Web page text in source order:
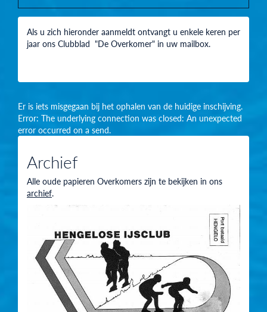
Als u zich hieronder aanmeldt ontvangt u enkele keren per
jaar ons Clubblad "De Overkomer" in uw mailbox.
Er is iets misgegaan bij het ophalen van de huidige inschijving.
Error: The underlying connection was closed: An unexpected
error occurred on a send.
Archief
Alle oude papieren Overkomers zijn te bekijken in ons
archief.